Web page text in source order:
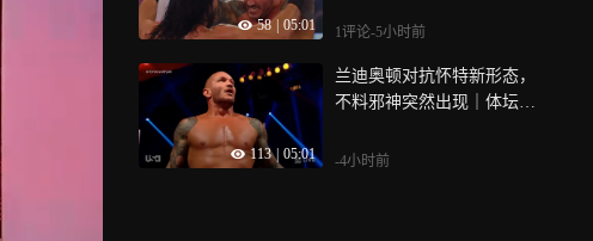
58 05:01 1评论-5小时前
113 05:01
兰迪奥顿对抗怀特新形态，
不料邪神突然出现｜体坛记
-4小时前